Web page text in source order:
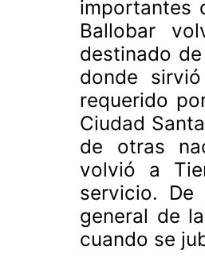
importantes
Ballobar
destinado
donde
requerido
Ciudad
de otras
volvió a
servicio.
general de
cuando se